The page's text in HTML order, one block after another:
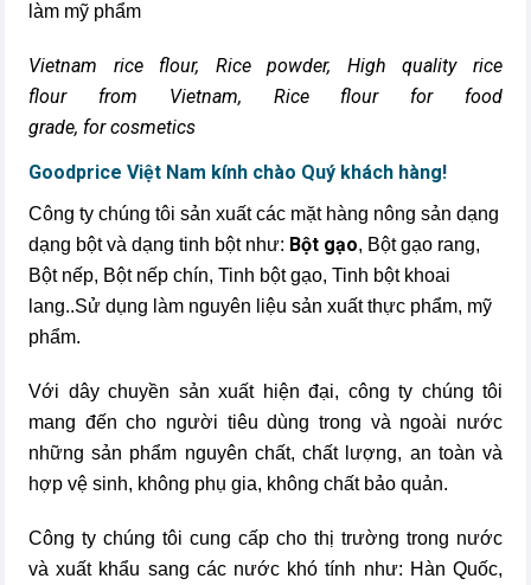
làm mỹ phẩm
Vietnam rice flour, Rice powder, High quality rice
flour from Vietnam, Rice flour for food
grade, for cosmetics
Goodprice Việt Nam kính chào Quý khách hàng!
Công ty chúng tôi sản xuất các mặt hàng nông sản dạng
dạng bột và dạng tinh bột như: Bột gạo, Bột gạo rang,
Bột nếp, Bột nếp chín, Tinh bột gạo, Tinh bột khoai
lang..Sử dụng làm nguyên liệu sản xuất thực phẩm, mỹ
phẩm.
Với dây chuyền sản xuất hiện đại, công ty chúng tôi
mang đến cho người tiêu dùng trong và ngoài nước
những sản phẩm nguyên chất, chất lượng, an toàn và
hợp vệ sinh, không phụ gia, không chất bảo quản.
Công ty chúng tôi cung cấp cho thị trường trong nước
và xuất khẩu sang các nước khó tính như: Hàn Quốc,